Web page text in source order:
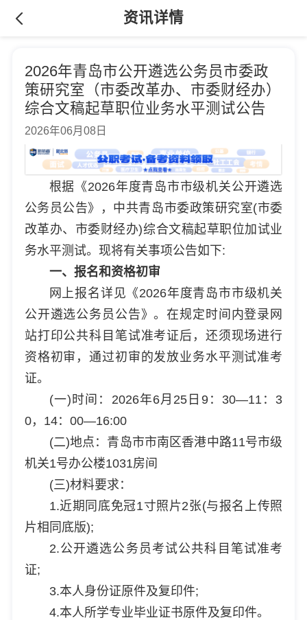
资讯详情
2026年青岛市公开遴选公务员市委政
策研究室（市委改革办、市委财经办）
综合文稿起草职位业务水平测试公告
2026年06月08日
根据《2026年度青岛市市级机关公开遴选
公务员公告》，中共青岛市委政策研究室(市委
改革办、市委财经办)综合文稿起草职位加试业
务水平测试。现将有关事项公告如下:
一、报名和资格初审
网上报名详见《2026年度青岛市市级机关
公开遴选公务员公告》。在规定时间内登录网
站打印公共科目笔试准考证后，还须现场进行
资格初审，通过初审的发放业务水平测试准考
证。
(一)时间：2026年6月25日9：30—11：3
0，14：00—16:00
(二)地点：青岛市市南区香港中路11号市级
机关1号办公楼1031房间
(三)材料要求：
1.近期同底免冠1寸照片2张(与报名上传照
片相同底版);
2.公开遴选公务员考试公共科目笔试准考
证;
3.本人身份证原件及复印件;
4.本人所学专业毕业证书原件及复印件。